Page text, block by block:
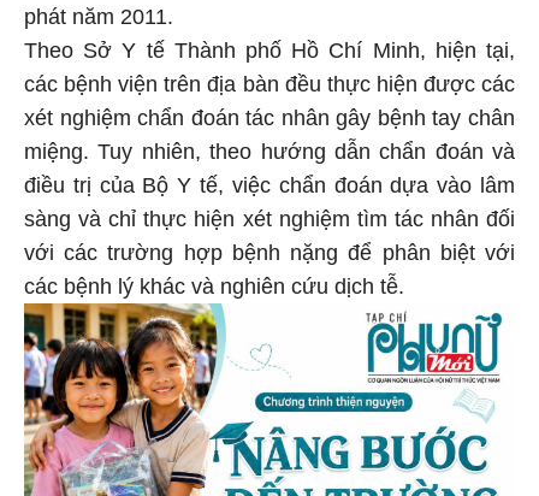
phát năm 2011.
Theo Sở Y tế Thành phố Hồ Chí Minh, hiện tại,
các bệnh viện trên địa bàn đều thực hiện được các
xét nghiệm chẩn đoán tác nhân gây bệnh tay chân
miệng. Tuy nhiên, theo hướng dẫn chẩn đoán và
điều trị của Bộ Y tế, việc chẩn đoán dựa vào lâm
sàng và chỉ thực hiện xét nghiệm tìm tác nhân đối
với các trường hợp bệnh nặng để phân biệt với
các bệnh lý khác và nghiên cứu dịch tễ.